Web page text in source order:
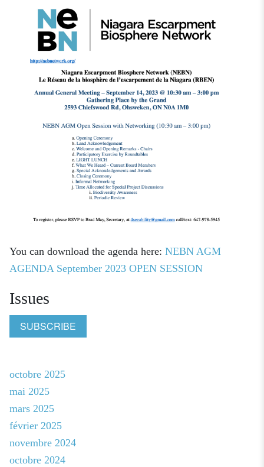
You can download the agenda here: NEBN AGM
AGENDA September 2023 OPEN SESSION
Issues
SUBSCRIBE
octobre 2025
mai 2025
mars 2025
février 2025
novembre 2024
octobre 2024